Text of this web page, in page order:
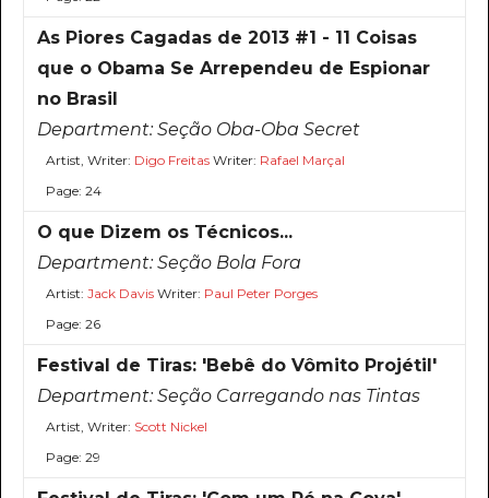
As Piores Cagadas de 2013 #1 - 11 Coisas
que o Obama Se Arrependeu de Espionar
no Brasil
Department:Seção Oba-Oba Secret
Artist, Writer: Digo FreitasWriter: Rafael Marçal
Page: 24
O que Dizem os Técnicos...
Department:Seção Bola Fora
Artist: Jack DavisWriter: Paul Peter Porges
Page: 26
Festival de Tiras: 'Bebê do Vômito Projétil'
Department:Seção Carregando nas Tintas
Artist, Writer: Scott Nickel
Page: 29